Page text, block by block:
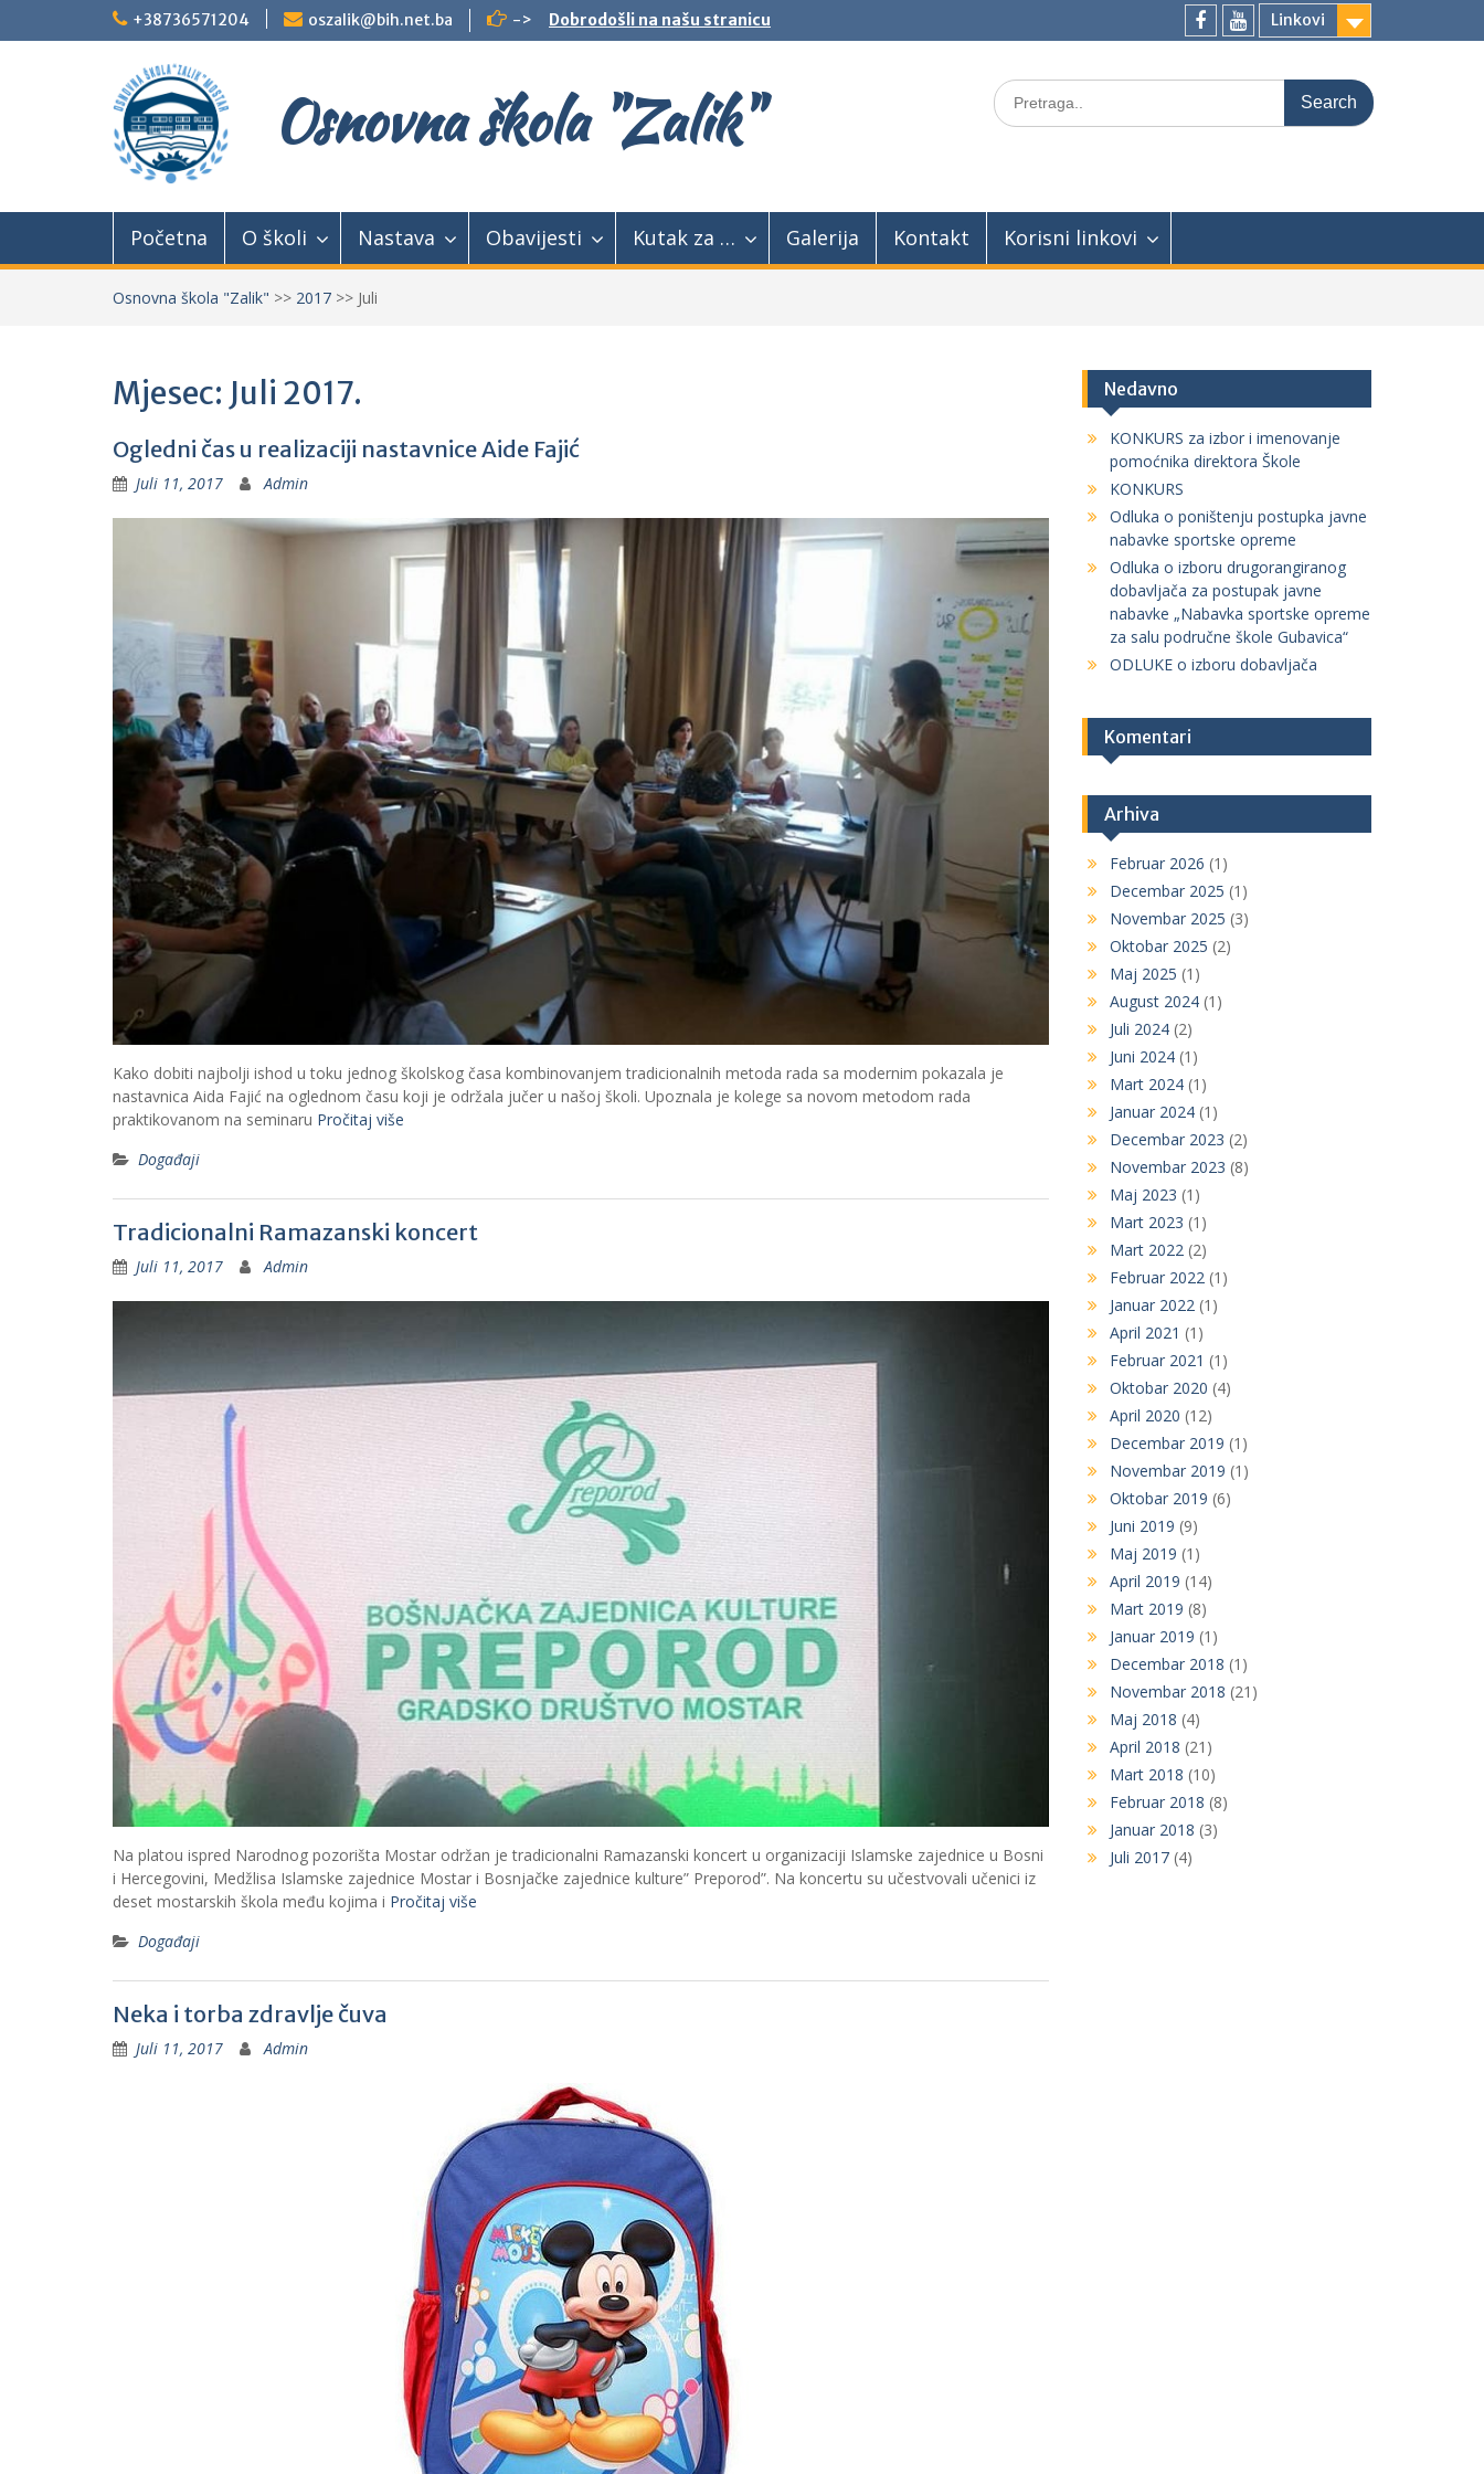
+38736571204 oszalik@bih.net.ba -> Dobrodošli na našu stranicu
Linkovi
Osnovna škola "Zalik"
Search
for:
Početna O školi Nastava Obavijesti Kutak za … Galerija Kontakt Korisni linkovi
Osnovna škola "Zalik" >> 2017 >> Juli
Mjesec: Juli 2017.
Ogledni čas u realizaciji nastavnice Aide Fajić
Juli 11, 2017 Admin
Kako dobiti najbolji ishod u toku jednog školskog časa kombinovanjem tradicionalnih metoda rada sa modernim pokazala je
nastavnica Aida Fajić na oglednom času koji je održala jučer u našoj školi. Upoznala je kolege sa novom metodom rada
praktikovanom na seminaru Pročitaj više
Događaji
Tradicionalni Ramazanski koncert
Juli 11, 2017 Admin
Na platou ispred Narodnog pozorišta Mostar održan je tradicionalni Ramazanski koncert u organizaciji Islamske zajednice u Bosni
i Hercegovini, Medžlisa Islamske zajednice Mostar i Bosnjačke zajednice kulture” Preporod”. Na koncertu su učestvovali učenici iz
deset mostarskih škola među kojima i Pročitaj više
Događaji
Neka i torba zdravlje čuva
Juli 11, 2017 Admin
Nedavno
KONKURS za izbor i imenovanje
pomoćnika direktora Škole
KONKURS
Odluka o poništenju postupka javne
nabavke sportske opreme
Odluka o izboru drugorangiranog
dobavljača za postupak javne
nabavke „Nabavka sportske opreme
za salu područne škole Gubavica“
ODLUKE o izboru dobavljača
Komentari
Arhiva
Februar 2026 (1)
Decembar 2025 (1)
Novembar 2025 (3)
Oktobar 2025 (2)
Maj 2025 (1)
August 2024(1)
Juli 2024(2)
Juni 2024(1)
Mart 2024(1)
Januar 2024(1)
Decembar 2023 (2)
Novembar 2023 (8)
Maj 2023 (1)
Mart 2023 (1)
Mart 2022(2)
Februar 2022(1)
Januar 2022(1)
April 2021 (1)
Februar 2021 (1)
Oktobar 2020 (4)
April 2020 (12)
Decembar 2019 (1)
Novembar 2019 (1)
Oktobar 2019 (6)
Juni 2019 (9)
Maj 2019 (1)
April 2019 (14)
Mart 2019 (8)
Januar 2019 (1)
Decembar 2018 (1)
Novembar 2018 (21)
Maj 2018 (4)
April 2018 (21)
Mart 2018 (10)
Februar 2018 (8)
Januar 2018 (3)
Juli 2017(4)